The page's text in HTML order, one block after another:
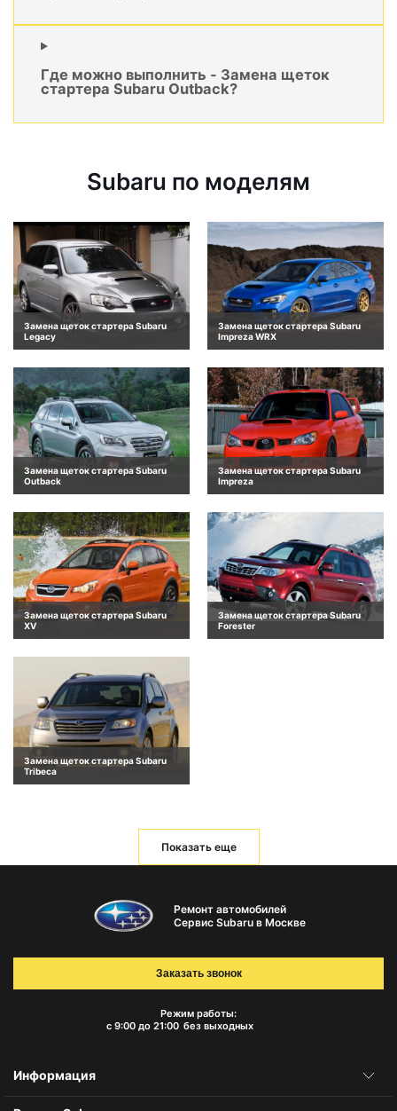
Где можно выполнить - Замена щеток
стартера Subaru Outback?
Subaru по моделям
Замена щеток стартера Subaru
Legacy
Замена щеток стартера Subaru
Impreza WRX
Замена щеток стартера Subaru
Outback
Замена щеток стартера Subaru
Impreza
Замена щеток стартера Subaru
XV
Замена щеток стартера Subaru
Forester
Замена щеток стартера Subaru
Tribeca
Показать еще
Ремонт автомобилей
Сервис Subaru в Москве
Режим работы:
с 9:00 до 21:00 без выходных
Заказать звонок
Информация